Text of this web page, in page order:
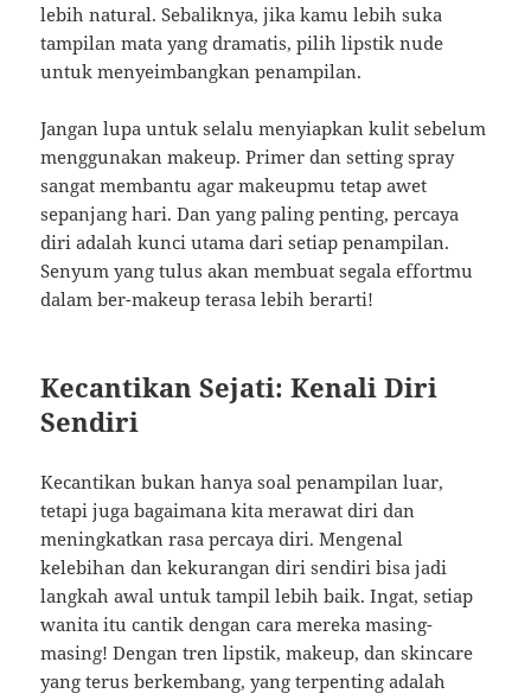
lebih natural. Sebaliknya, jika kamu lebih suka
tampilan mata yang dramatis, pilih lipstik nude
untuk menyeimbangkan penampilan.
Jangan lupa untuk selalu menyiapkan kulit sebelum
menggunakan makeup. Primer dan setting spray
sangat membantu agar makeupmu tetap awet
sepanjang hari. Dan yang paling penting, percaya
diri adalah kunci utama dari setiap penampilan.
Senyum yang tulus akan membuat segala effortmu
dalam ber-makeup terasa lebih berarti!
Kecantikan Sejati: Kenali Diri
Sendiri
Kecantikan bukan hanya soal penampilan luar,
tetapi juga bagaimana kita merawat diri dan
meningkatkan rasa percaya diri. Mengenal
kelebihan dan kekurangan diri sendiri bisa jadi
langkah awal untuk tampil lebih baik. Ingat, setiap
wanita itu cantik dengan cara mereka masing-
masing! Dengan tren lipstik, makeup, dan skincare
yang terus berkembang, yang terpenting adalah